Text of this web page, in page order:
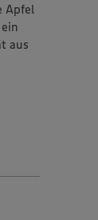
Apfel
aus